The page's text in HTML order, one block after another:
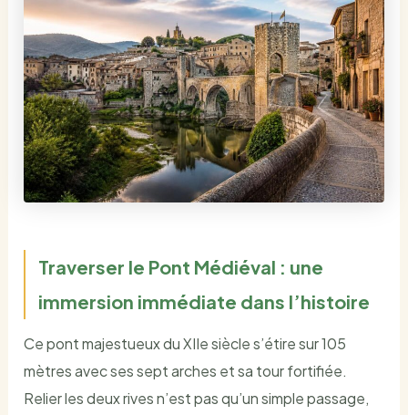
Traverser le Pont Médiéval : une
immersion immédiate dans l’histoire
Ce pont majestueux du XIIe siècle s’étire sur 105
mètres avec ses sept arches et sa tour fortifiée.
Relier les deux rives n’est pas qu’un simple passage,